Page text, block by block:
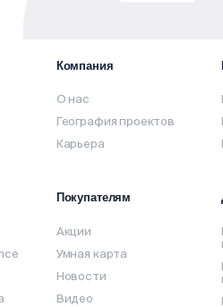
Компания
О нас
География проектов
Карьера
Покупателям
Акции
Умная карта
Новости
Видео